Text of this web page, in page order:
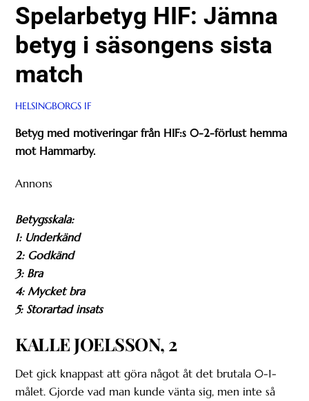
Spelarbetyg HIF: Jämna
betyg i säsongens sista
match
HELSINGBORGS IF
Betyg med motiveringar från HIF:s 0-2-förlust hemma
mot Hammarby.
Annons
Betygsskala:
1: Underkänd
2: Godkänd
3: Bra
4: Mycket bra
5: Storartad insats
KALLE JOELSSON, 2
Det gick knappast att göra något åt det brutala 0-1-
målet. Gjorde vad man kunde vänta sig, men inte så